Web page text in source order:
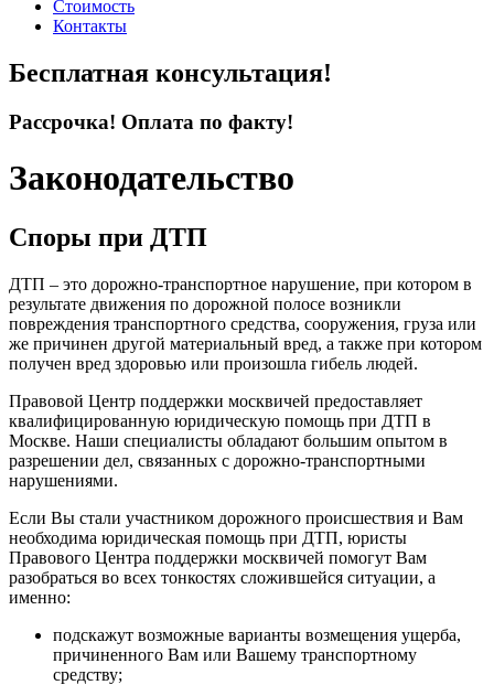
Стоимость
Контакты
Бесплатная консультация!
Рассрочка! Оплата по факту!
Законодательство
Споры при ДТП
ДТП – это дорожно-транспортное нарушение, при котором в
результате движения по дорожной полосе возникли
повреждения транспортного средства, сооружения, груза или
же причинен другой материальный вред, а также при котором
получен вред здоровью или произошла гибель людей.
Правовой Центр поддержки москвичей предоставляет
квалифицированную юридическую помощь при ДТП в
Москве. Наши специалисты обладают большим опытом в
разрешении дел, связанных с дорожно-транспортными
нарушениями.
Если Вы стали участником дорожного происшествия и Вам
необходима юридическая помощь при ДТП, юристы
Правового Центра поддержки москвичей помогут Вам
разобраться во всех тонкостях сложившейся ситуации, а
именно:
подскажут возможные варианты возмещения ущерба,
причиненного Вам или Вашему транспортному
средству;